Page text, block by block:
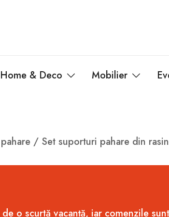
Home & Deco Mobilier
/ Set suporturi pahare din
o scurtă vacanță, iar comenzile